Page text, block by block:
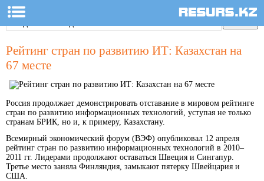
Рейтинг стран по развитию ИТ: Казахстан на
67 месте
Россия продолжает демонстрировать отставание в мировом рейтинге
стран по развитию информационных технологий, уступая не только
странам БРИК, но и, к примеру, Казахстану.
Всемирный экономический форум (ВЭФ) опубликовал 12 апреля
рейтинг стран по развитию информационных технологий в 2010–
2011 гг. Лидерами продолжают оставаться Швеция и Сингапур.
Третье место заняла Финляндия, замыкают пятерку Швейцария и
США.